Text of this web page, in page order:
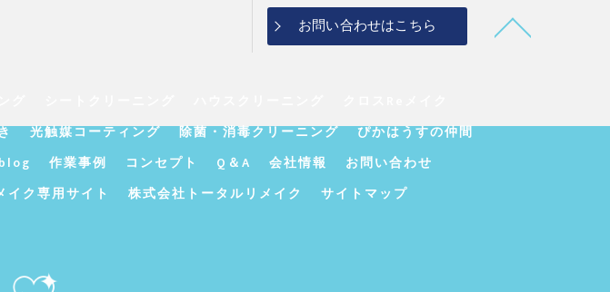
お問い合わせはこちら
光触媒コーティング 除菌・消毒クリーニング
ぴかはうすの仲間
作業事例 コンセプト Q＆A 会社情報
お問い合わせ
イク専用サイト 株式会社トータルリメイク サイトマップ